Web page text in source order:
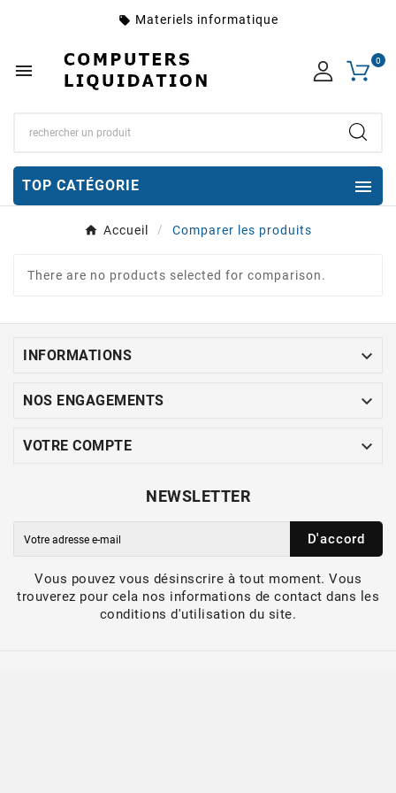
local_offer Materiels informatique
 0
TOP CATÉGORIE 
Accueil Comparer les produits
There are no products selected for comparison.
INFORMATIONS 
NOS ENGAGEMENTS 
VOTRE COMPTE 
NEWSLETTER
D'accord
Vous pouvez vous désinscrire à tout moment. Vous
trouverez pour cela nos informations de contact dans les
conditions d'utilisation du site.